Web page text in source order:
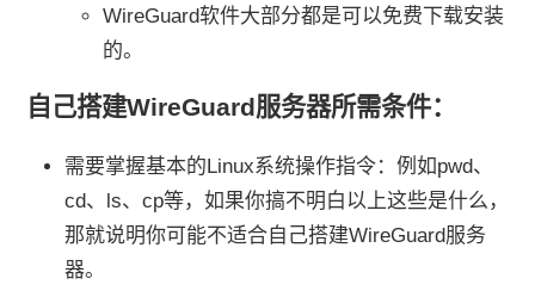
WireGuard软件大部分都是可以免费下载安装
的。
自己搭建WireGuard服务器所需条件：
需要掌握基本的Linux系统操作指令：例如pwd、
cd、ls、cp等，如果你搞不明白以上这些是什么，
那就说明你可能不适合自己搭建WireGuard服务
器。